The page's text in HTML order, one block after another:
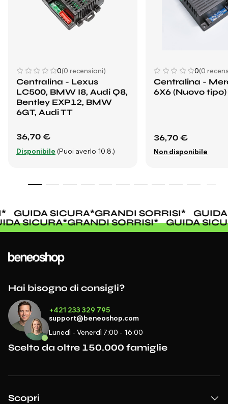
0(0 recensioni)
Centralina - Lexus
LC500, BMW I8, Audi Q8,
Bentley EXP12, BMW
6GT, Audi TT
36,70 €
Disponibile (Puoi averlo 10.8.)
0(0
Centralina -
6X6 (Nuovo tipo)
36,70 €
Non disponibile
GUIDA SICURA*GRANDI SORRISI*
SICURA*GRANDI SORRISI* GUIDA
Hai bisogno di consigli?
+421 233 329 795
support@beneoshop.com
Lunedì - Venerdì 7:00 - 16:00
Scelto da oltre 150.000 famiglie
Scopri